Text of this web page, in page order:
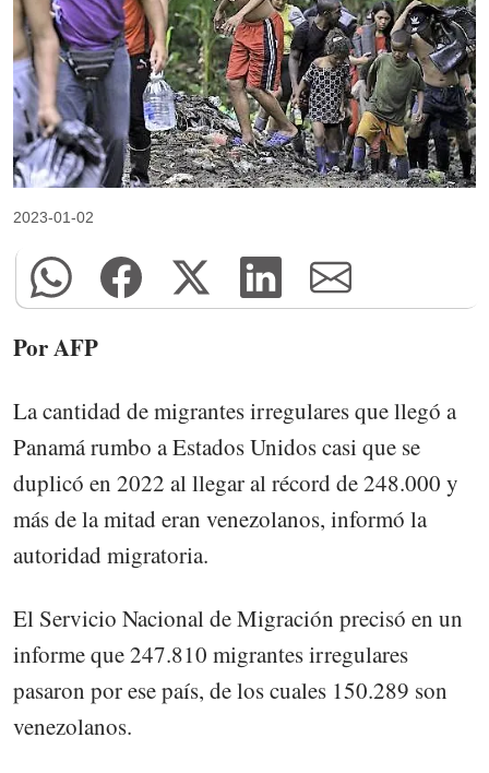
2023-01-02
Por AFP
La cantidad de migrantes irregulares que llegó a
Panamá rumbo a Estados Unidos casi que se
duplicó en 2022 al llegar al récord de 248.000 y
más de la mitad eran venezolanos, informó la
autoridad migratoria.
El Servicio Nacional de Migración precisó en un
informe que 247.810 migrantes irregulares
pasaron por ese país, de los cuales 150.289 son
venezolanos.